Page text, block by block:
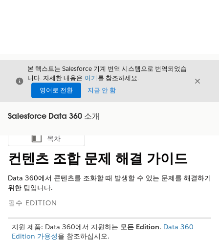
닫기
본 텍스트는 Salesforce 기계 번역 시스템으로 번역되었습
니다. 자세한 내용은 여기 를 참조하세요.
영어로 전환
지금 안 함
닫기
Salesforce Data 360 소개
목차 표시
목차
컨텐츠 조합 문제 해결 가이드
Data 360에서 콘텐츠를 조화할 때 발생할 수 있는 문제를 해결하기
위한 팁입니다.
필수 EDITION
지원 제품: Data 360에서 지원하는 모든 Edition. Data 360
Edition 가용성을 참조하십시오.